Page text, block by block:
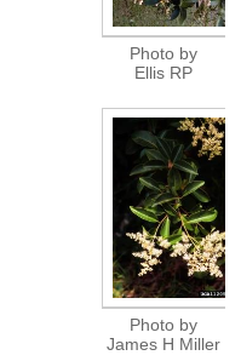
Photo by
Ellis RP
Photo by
James H Miller